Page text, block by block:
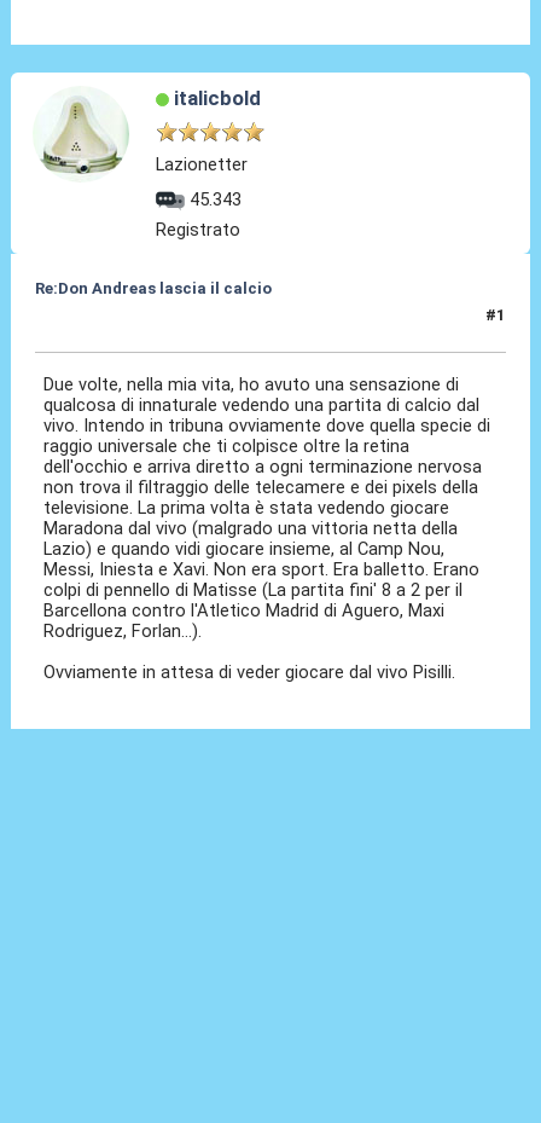
italicbold
Lazionetter
45.343
Registrato
Re:Don Andreas lascia il calcio
#1
Due volte, nella mia vita, ho avuto una sensazione di
qualcosa di innaturale vedendo una partita di calcio dal
vivo. Intendo in tribuna ovviamente dove quella specie di
raggio universale che ti colpisce oltre la retina
dell'occhio e arriva diretto a ogni terminazione nervosa
non trova il filtraggio delle telecamere e dei pixels della
televisione. La prima volta è stata vedendo giocare
Maradona dal vivo (malgrado una vittoria netta della
Lazio) e quando vidi giocare insieme, al Camp Nou,
Messi, Iniesta e Xavi. Non era sport. Era balletto. Erano
colpi di pennello di Matisse (La partita fini' 8 a 2 per il
Barcellona contro l'Atletico Madrid di Aguero, Maxi
Rodriguez, Forlan...).
Ovviamente in attesa di veder giocare dal vivo Pisilli.